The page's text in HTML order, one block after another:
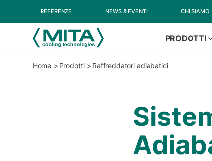
REFERENZE NEWS & EVENTI CHI SIAMO
PRODOTTI
Home Prodotti Raffreddatori adiabatici